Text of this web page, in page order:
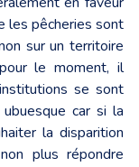
les pêcheries sont
sur un territoire
le moment, il
se sont
car si la
la disparition
plus répondre